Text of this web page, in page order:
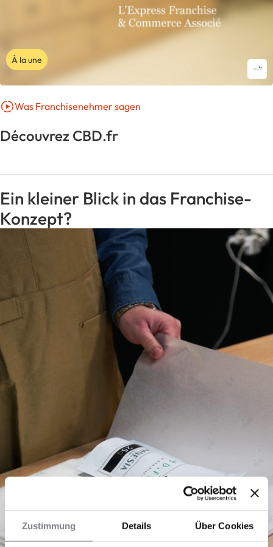
Zustimmung Details Über Cookies
Découvrez CBD.fr
Was Franchisenehmer sagen
À la une
Ein kleiner Blick in das Franchise-
Konzept?